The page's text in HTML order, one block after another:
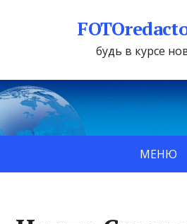
будь в курсе
МЕНЮ